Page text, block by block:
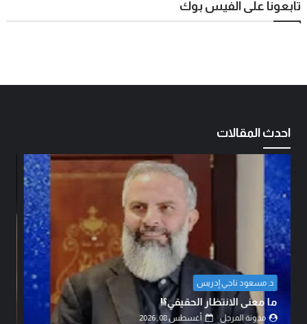
تابعونا على الفيس بوك
احدث المقالات
المهندس مهدي حسين الزبيدي
اتفاق الدفاع المشترك… قراءة في تحولات موازين
القوى.
مدونة المرجل أغسطس 07, 2026